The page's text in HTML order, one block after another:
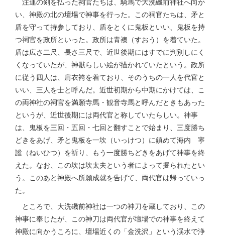
い、神殿の北の壇場で神事を行った。この祠官たちは、矛と
盾を守って持参しており、盾をとくに鬼板といい、鬼板を持
つ祠官を政所といった。政所は青襖（すおう）を着ていた。
盾は広さ二尺、長さ三尺で、近世後期にはすでに判別しにく
くなっていたが、神獣らしい絵が描かれていたという。政所
に従う四人は、肩衣袴を着ており、そのうちの一人を代官と
いい、三人を士と呼んだ。近世初期から中期にかけては、こ
の両神社の祠官を満願寺馬・観音寺馬と呼んだときもあった
というが、近世後期には両代官と称していたらしい。神事
は、鬼板を三回・五回・七回と翻すことで始まり、三度勝ち
どきをあげ、矛と鬼板を一坎（いっけつ）に鎮めて海内 寧
謐（ねいひつ）を祈り、もう一度勝ちどきをあげて神事を終
えた。なお、この坎は坎太夫という者によって掘られたとい
う。このあと神殿へ所願成就を告げて、両代官は帰っていっ
た。
ところで、大洗磯前神社は一つの神刀を蔵しており、この
神事に奉じたが、この神刀は両代官が壇場での神事を終えて
神殿に向かうころに、壇場近くの「金洗沢」という渓水で浄